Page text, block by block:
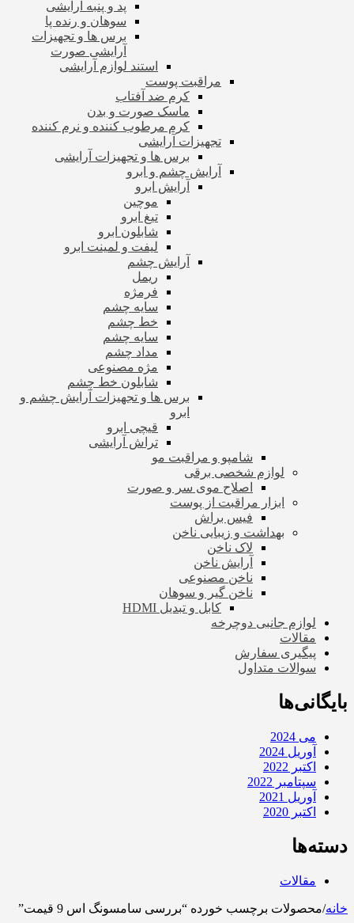
پد و پنبه آرایشی
سوهان و رنده پا
برس ها و تجهیزات
آرایشی صورت
استند لوازم آرایشی
مراقبت پوست
کرم ضد آفتاب
ماسک صورت و بدن
کرم مرطوب کننده و نرم کننده
تجهیزات آرایشی
برس ها و تجهیزات آرایشی
آرایش چشم و ابرو
آرایش ابرو
موچین
تیغ ابرو
شابلون ابرو
لیفت و لمینت ابرو
آرایش چشم
ریمل
فرمژه
سایه چشم
خط چشم
سایه چشم
مداد چشم
مژه مصنوعی
شابلون خط چشم
برس ها و تجهیزات آرایش چشم و
ابرو
قیچی ابرو
تراش آرایشی
شامپو و مراقبت مو
لوازم شخصی برقی
اصلاح موی سر و صورت
ابزار مراقبت از پوست
فیس براش
بهداشت و زیبایی ناخن
لاک ناخن
آرایش ناخن
ناخن مصنوعی
ناخن گیر و سوهان
کابل و تبدیل HDMI
لوازم جانبی دوچرخه
مقالات
پیگیری سفارش
سوالات متداول
بایگانی‌ها
می 2024
آوریل 2024
اکتبر 2022
سپتامبر 2022
آوریل 2021
اکتبر 2020
دسته‌ها
مقالات
خانه/محصولات برچسب خورده “بررسی سامسونگ اس 9 قیمت”